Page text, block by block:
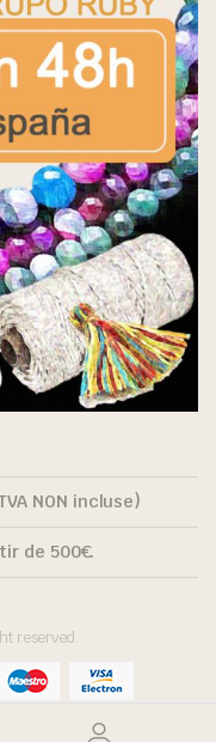
NON incluse)
de 500€.
reserved.